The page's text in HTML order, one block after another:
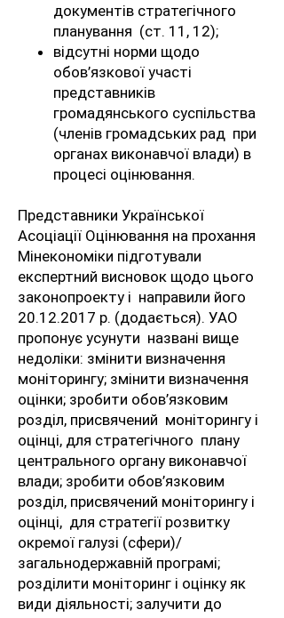
документів стратегічного
планування (ст. 11, 12);
відсутні норми щодо
обов’язкової участі
представників
громадянського суспільства
(членів громадських рад при
органах виконавчої влади) в
процесі оцінювання.
Представники Української
Асоціації Оцінювання на прохання
Мінекономіки підготували
експертний висновок щодо цього
законопроекту і направили його
20.12.2017 р. (додається). УАО
пропонує усунути названі вище
недоліки: змінити визначення
моніторингу; змінити визначення
оцінки; зробити обов’язковим
розділ, присвячений моніторингу і
оцінці, для стратегічного плану
центрального органу виконавчої
влади; зробити обов’язковим
розділ, присвячений моніторингу і
оцінці, для стратегії розвитку
окремої галузі (сфери)/
загальнодержавній програмі;
розділити моніторинг і оцінку як
види діяльності; залучити до